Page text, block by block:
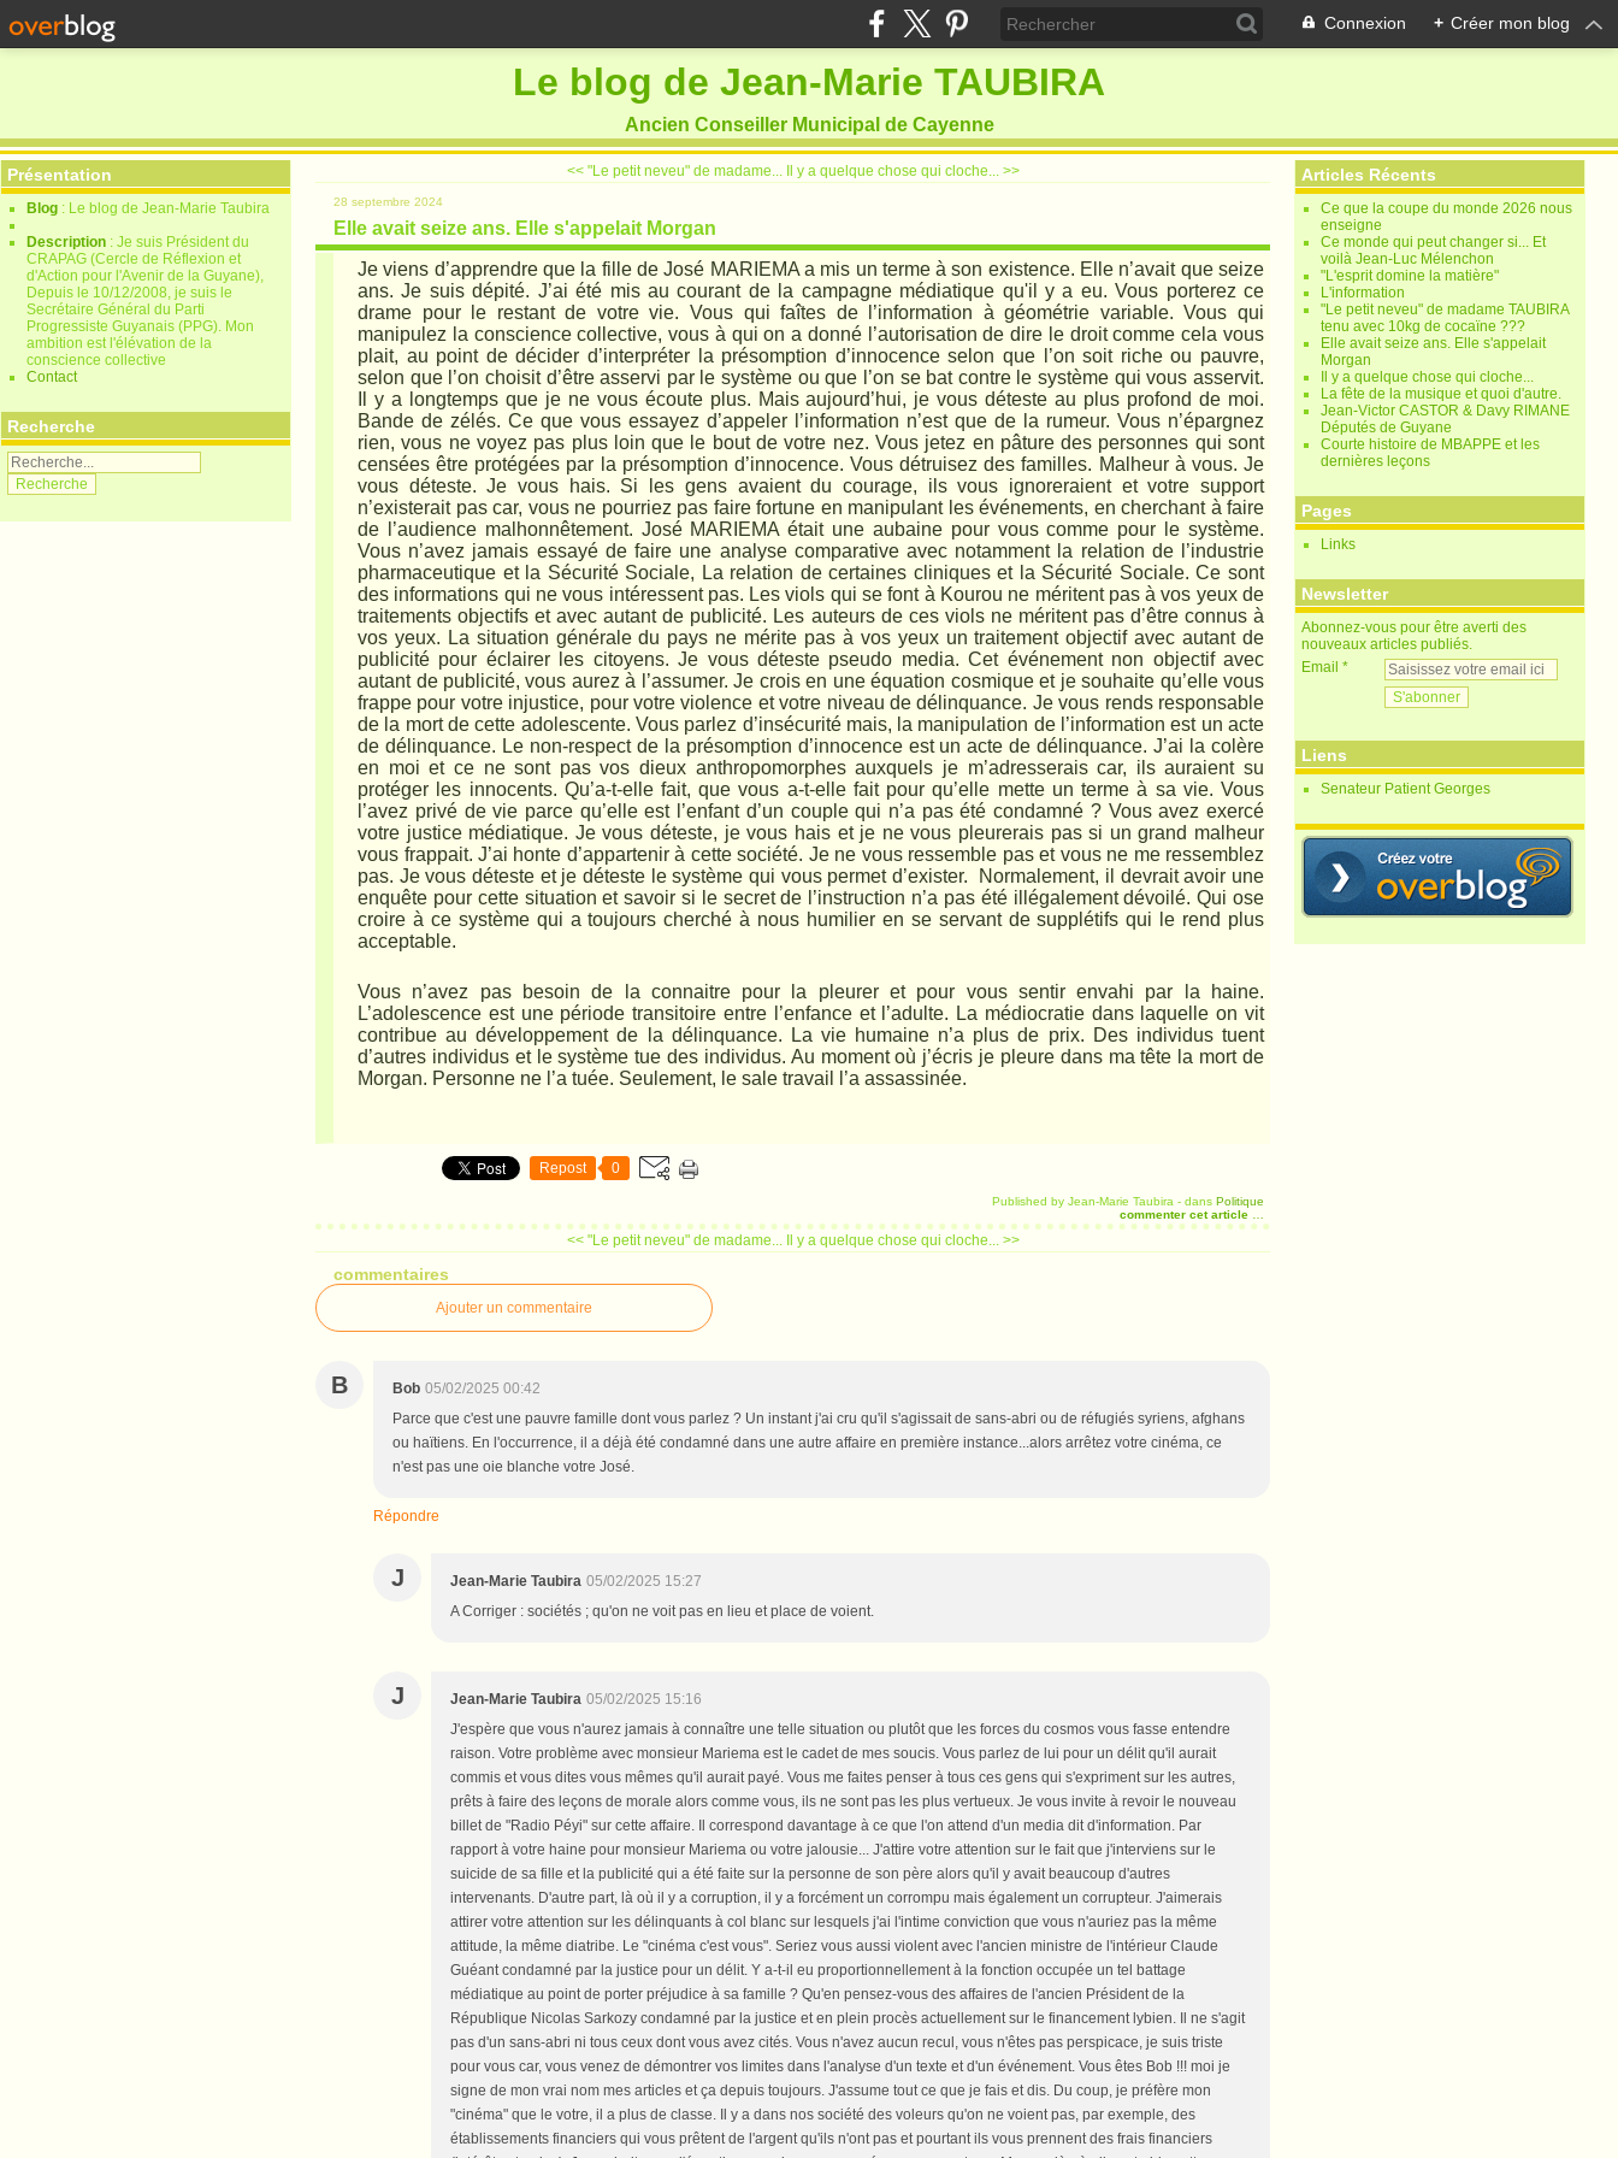
Connexion + Créer mon blog
Le blog de Jean-Marie TAUBIRA
Ancien Conseiller Municipal de Cayenne
Présentation
Blog : Le blog de Jean-Marie Taubira
Description : Je suis Président du
CRAPAG (Cercle de Réflexion et
d'Action pour l'Avenir de la Guyane),
Depuis le 10/12/2008, je suis le
Secrétaire Général du Parti
Progressiste Guyanais (PPG). Mon
ambition est l'élévation de la
conscience collective
Contact
Recherche
<< "Le petit neveu" de madame... Il y a quelque chose qui cloche... >>
28 septembre 2024
Elle avait seize ans. Elle s'appelait Morgan
Je viens d’apprendre que la fille de José MARIEMA a mis un terme à son existence. Elle n’avait que seize
ans. Je suis dépité. J’ai été mis au courant de la campagne médiatique qu'il y a eu. Vous porterez ce
drame pour le restant de votre vie. Vous qui faîtes de l’information à géométrie variable. Vous qui
manipulez la conscience collective, vous à qui on a donné l’autorisation de dire le droit comme cela vous
plait, au point de décider d’interpréter la présomption d’innocence selon que l’on soit riche ou pauvre,
selon que l’on choisit d’être asservi par le système ou que l’on se bat contre le système qui vous asservit.
Il y a longtemps que je ne vous écoute plus. Mais aujourd’hui, je vous déteste au plus profond de moi.
Bande de zélés. Ce que vous essayez d’appeler l’information n’est que de la rumeur. Vous n’épargnez
rien, vous ne voyez pas plus loin que le bout de votre nez. Vous jetez en pâture des personnes qui sont
censées être protégées par la présomption d’innocence. Vous détruisez des familles. Malheur à vous. Je
vous déteste. Je vous hais. Si les gens avaient du courage, ils vous ignoreraient et votre support
n’existerait pas car, vous ne pourriez pas faire fortune en manipulant les événements, en cherchant à faire
de l’audience malhonnêtement. José MARIEMA était une aubaine pour vous comme pour le système.
Vous n’avez jamais essayé de faire une analyse comparative avec notamment la relation de l’industrie
pharmaceutique et la Sécurité Sociale, La relation de certaines cliniques et la Sécurité Sociale. Ce sont
des informations qui ne vous intéressent pas. Les viols qui se font à Kourou ne méritent pas à vos yeux de
traitements objectifs et avec autant de publicité. Les auteurs de ces viols ne méritent pas d’être connus à
vos yeux. La situation générale du pays ne mérite pas à vos yeux un traitement objectif avec autant de
publicité pour éclairer les citoyens. Je vous déteste pseudo media. Cet événement non objectif avec
autant de publicité, vous aurez à l’assumer. Je crois en une équation cosmique et je souhaite qu’elle vous
frappe pour votre injustice, pour votre violence et votre niveau de délinquance. Je vous rends responsable
de la mort de cette adolescente. Vous parlez d’insécurité mais, la manipulation de l’information est un acte
de délinquance. Le non-respect de la présomption d’innocence est un acte de délinquance. J’ai la colère
en moi et ce ne sont pas vos dieux anthropomorphes auxquels je m’adresserais car, ils auraient su
protéger les innocents. Qu’a-t-elle fait, que vous a-t-elle fait pour qu’elle mette un terme à sa vie. Vous
l’avez privé de vie parce qu’elle est l’enfant d’un couple qui n’a pas été condamné ? Vous avez exercé
votre justice médiatique. Je vous déteste, je vous hais et je ne vous pleurerais pas si un grand malheur
vous frappait. J’ai honte d’appartenir à cette société. Je ne vous ressemble pas et vous ne me ressemblez
pas. Je vous déteste et je déteste le système qui vous permet d’exister. Normalement, il devrait avoir une
enquête pour cette situation et savoir si le secret de l’instruction n’a pas été illégalement dévoilé. Qui ose
croire à ce système qui a toujours cherché à nous humilier en se servant de supplétifs qui le rend plus
acceptable.
Vous n’avez pas besoin de la connaitre pour la pleurer et pour vous sentir envahi par la haine.
L’adolescence est une période transitoire entre l’enfance et l’adulte. La médiocratie dans laquelle on vit
contribue au développement de la délinquance. La vie humaine n’a plus de prix. Des individus tuent
d’autres individus et le système tue des individus. Au moment où j’écris je pleure dans ma tête la mort de
Morgan. Personne ne l’a tuée. Seulement, le sale travail l’a assassinée.
Repost 0
Published by Jean-Marie Taubira - dansPolitique
commenter cet article
<< "Le petit neveu" de madame... Il y a quelque chose qui cloche... >>
commentaires
Ajouter un commentaire
B Bob 05/02/2025 00:42
Parce que c'est une pauvre famille dont vous parlez ? Un instant j'ai cru qu'il s'agissait de sans-abri ou de réfugiés syriens, afghans
ou haïtiens. En l'occurrence, il a déjà été condamné dans une autre affaire en première instance...alors arrêtez votre cinéma, ce
n'est pas une oie blanche votre José.
Répondre
J Jean-Marie Taubira 05/02/2025 15:27
A Corriger : sociétés ; qu'on ne voit pas en lieu et place de voient.
J Jean-Marie Taubira 05/02/2025 15:16
J'espère que vous n'aurez jamais à connaître une telle situation ou plutôt que les forces du cosmos vous fasse entendre
raison. Votre problème avec monsieur Mariema est le cadet de mes soucis. Vous parlez de lui pour un délit qu'il aurait
commis et vous dites vous mêmes qu'il aurait payé. Vous me faites penser à tous ces gens qui s'expriment sur les autres,
prêts à faire des leçons de morale alors comme vous, ils ne sont pas les plus vertueux. Je vous invite à revoir le nouveau
billet de "Radio Péyi" sur cette affaire. Il correspond davantage à ce que l'on attend d'un media dit d'information. Par
rapport à votre haine pour monsieur Mariema ou votre jalousie... J'attire votre attention sur le fait que j'interviens sur le
suicide de sa fille et la publicité qui a été faite sur la personne de son père alors qu'il y avait beaucoup d'autres
intervenants. D'autre part, là où il y a corruption, il y a forcément un corrompu mais également un corrupteur. J'aimerais
attirer votre attention sur les délinquants à col blanc sur lesquels j'ai l'intime conviction que vous n'auriez pas la même
attitude, la même diatribe. Le "cinéma c'est vous". Seriez vous aussi violent avec l'ancien ministre de l'intérieur Claude
Guéant condamné par la justice pour un délit. Y a-t-il eu proportionnellement à la fonction occupée un tel battage
médiatique au point de porter préjudice à sa famille ? Qu'en pensez-vous des affaires de l'ancien Président de la
République Nicolas Sarkozy condamné par la justice et en plein procès actuellement sur le financement lybien. Il ne s'agit
pas d'un sans-abri ni tous ceux dont vous avez cités. Vous n'avez aucun recul, vous n'êtes pas perspicace, je suis triste
pour vous car, vous venez de démontrer vos limites dans l'analyse d'un texte et d'un événement. Vous êtes Bob !!! moi je
signe de mon vrai nom mes articles et ça depuis toujours. J'assume tout ce que je fais et dis. Du coup, je préfère mon
"cinéma" que le votre, il a plus de classe. Il y a dans nos société des voleurs qu'on ne voient pas, par exemple, des
établissements financiers qui vous prêtent de l'argent qu'ils n'ont pas et pourtant ils vous prennent des frais financiers
Articles Récents
Ce que la coupe du monde 2026 nous
enseigne
Ce monde qui peut changer si... Et
voilà Jean-Luc Mélenchon
"L'esprit domine la matière"
L'information
"Le petit neveu" de madame TAUBIRA
tenu avec 10kg de cocaïne ???
Elle avait seize ans. Elle s'appelait
Morgan
Il y a quelque chose qui cloche...
La fête de la musique et quoi d'autre.
Jean-Victor CASTOR & Davy RIMANE
Députés de Guyane
Courte histoire de MBAPPE et les
dernières leçons
Pages
Links
Newsletter
Abonnez-vous pour être averti des
nouveaux articles publiés.
Email
Liens
Senateur Patient Georges